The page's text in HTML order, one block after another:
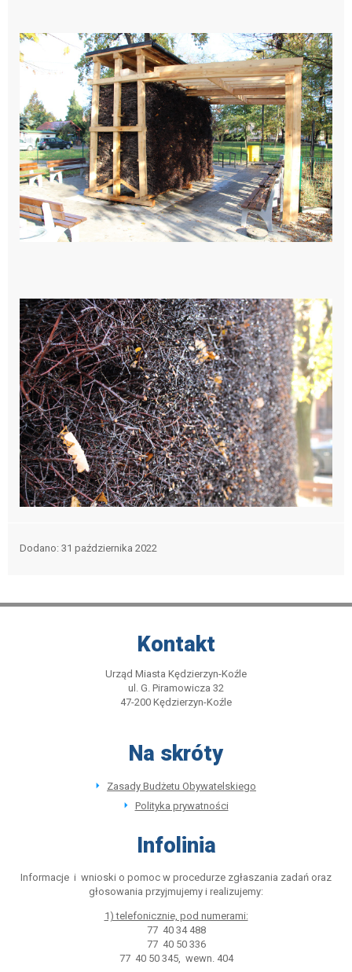
Dodano 31 października 2022
Kontakt
Urząd Miasta Kędzierzyn-Koźle
ul. G. Piramowicza 32
47-200 Kędzierzyn-Koźle
Na skróty
Zasady Budżetu Obywatelskiego
Polityka prywatności
Infolinia
Informacje i wnioski o pomoc w procedurze zgłaszania zadań oraz
głosowania przyjmujemy i realizujemy:
1) telefonicznie, pod numerami:
77 40 34 488
77 40 50 336
77 40 50 345, wewn. 404